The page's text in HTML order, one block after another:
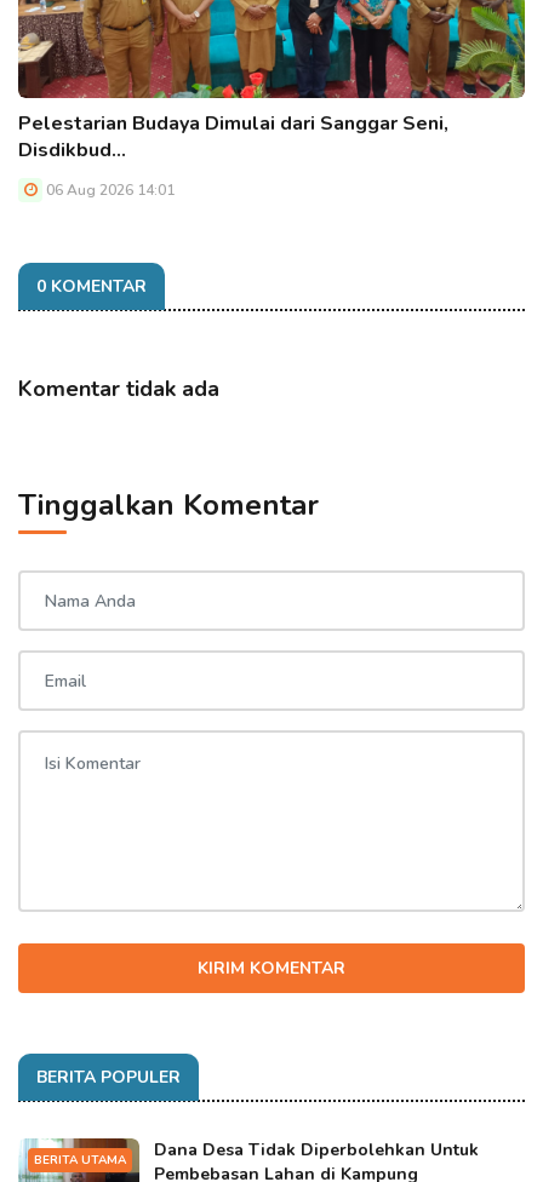
Pelestarian Budaya Dimulai dari Sanggar Seni,
Disdikbud…
06 Aug 2026 14:01
0 KOMENTAR
Komentar tidak ada
Tinggalkan Komentar
KIRIM KOMENTAR
BERITA POPULER
BERITA UTAMA
Dana Desa Tidak Diperbolehkan Untuk
Pembebasan Lahan di Kampung